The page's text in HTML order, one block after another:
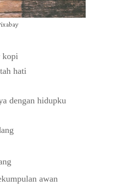
kopi
hati
dengan hidupku
awan